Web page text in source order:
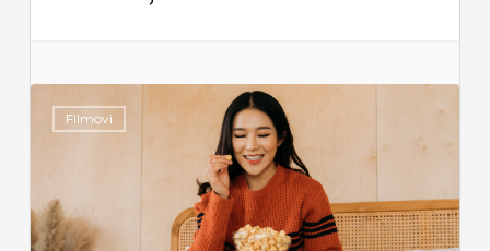
Filmovi